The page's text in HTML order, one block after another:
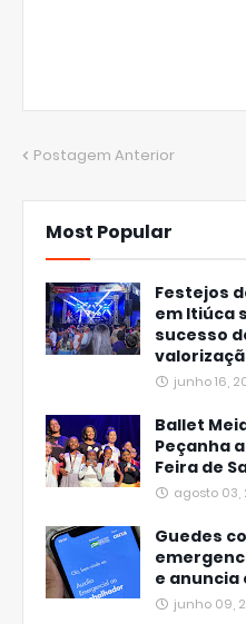
Postagem Anterior
Most Popular
Festejos
em Itiúca
sucesso
junho 16,
Ballet
Peçanha
Feira de
agosto 03,
Guedes
e anuncia
junho 09,